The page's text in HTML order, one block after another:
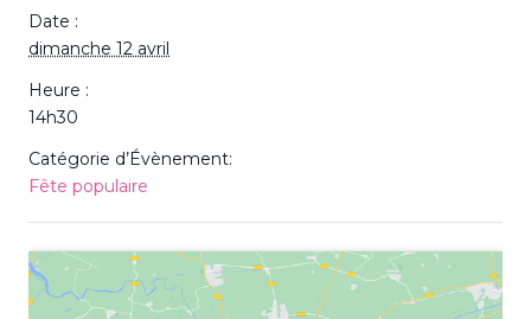
Date :
dimanche 12 avril
Heure :
14h30
Catégorie d’Évènement:
Fête populaire